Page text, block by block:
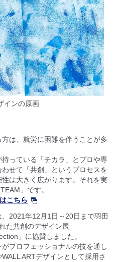
インの原画
は、就労に困難を伴うことが多
っている「チカラ」とプロや専
せて「共創」というプロセスを
は大きく広がります。それを実
」です。
こちら
2021年12月1日～20日まで羽田
た共創のデザイン展
」に協賛しました。
プロフェッショナルの技を通し
ARTデザインとして採用さ